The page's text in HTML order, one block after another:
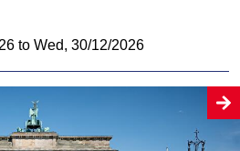
to Wed, 30/12/2026